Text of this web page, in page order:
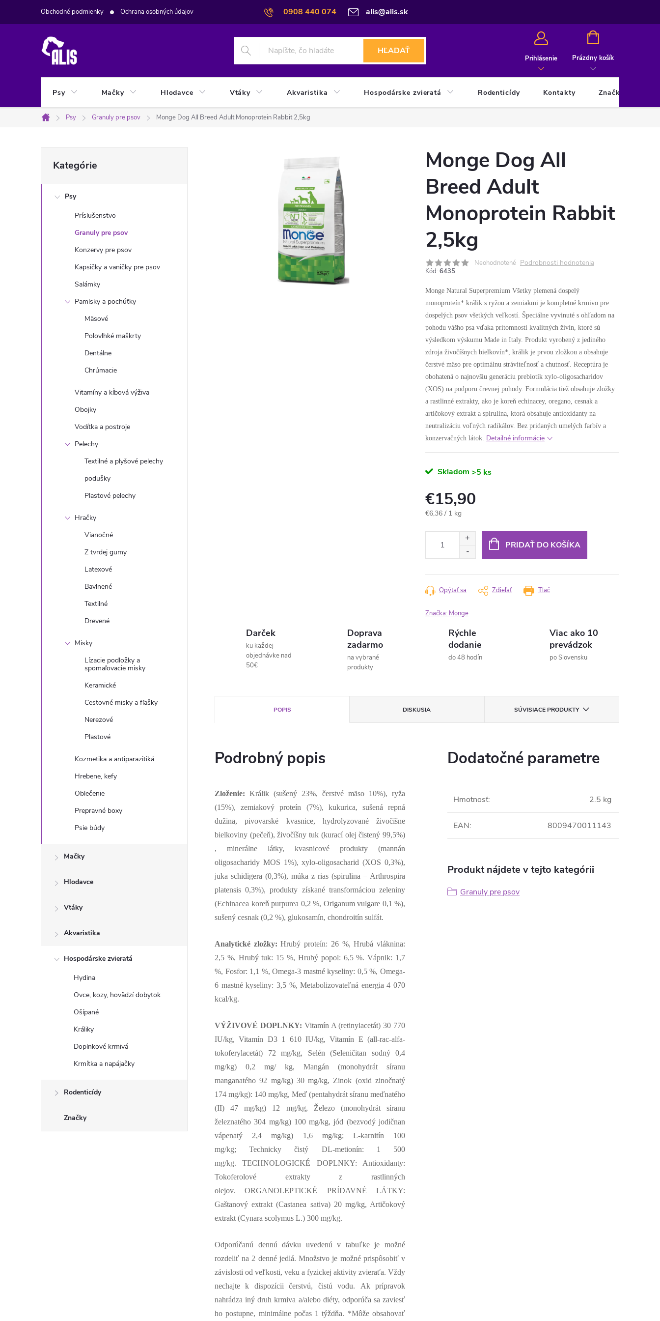
0908 440 074 alis@alis.sk
Obchodné podmienky Ochrana osobných údajov
HĽADAŤ
Prihlásenie
NÁKUPNÝ
Prázdny košík
Psy Mačky Hlodavce Vtáky Akvaristika Hospodárske zvieratá Rodenticídy Kontakty Značky
Domov
Psy Granuly pre psov Monge Dog All Breed Adult Monoprotein Rabbit 2,5kg
o
kategórie
Kategórie
Psy
Príslušenstvo
Granuly pre psov
Konzervy pre psov
Kapsičky a vaničky pre psov
Salámky
Pamlsky a pochúťky
Mäsové
Polovlhké maškrty
Dentálne
Chrúmacie
Vitamíny a kĺbová výživa
Obojky
Vodítka a postroje
Pelechy
Textilné a plyšové pelechy
podušky
Plastové pelechy
Hračky
Vianočné
Z tvrdej gumy
Latexové
Bavlnené
Textilné
Drevené
Misky
Lízacie podložky a
spomaľovacie misky
Keramické
Cestovné misky a fľašky
Nerezové
Plastové
Kozmetika a antiparazitiká
Hrebene, kefy
Oblečenie
Prepravné boxy
Psie búdy
Mačky
Hlodavce
Vtáky
Akvaristika
Hospodárske zvieratá
Hydina
Ovce, kozy, hovädzí dobytok
Ošípané
Králiky
Doplnkové krmivá
Krmítka a napájačky
Rodenticídy
Značky
Monge Dog All
Breed Adult
Monoprotein Rabbit
2,5kg
Neohodnotené Podrobnosti hodnotenia
Kód: 6435
Monge Natural Superpremium Všetky plemená dospelý
monoproteín* králik s ryžou a zemiakmi je kompletné krmivo pre
dospelých psov všetkých veľkostí. Špeciálne vyvinuté s ohľadom na
pohodu vášho psa vďaka prítomnosti kvalitných živín, ktoré sú
výsledkom výskumu Made in Italy. Produkt vyrobený z jediného
zdroja živočíšnych bielkovín*, králik je prvou zložkou a obsahuje
čerstvé mäso pre optimálnu stráviteľnosť a chutnosť. Receptúra ​​je
obohatená o najnovšiu generáciu prebiotík xylo-oligosacharidov
(XOS) na podporu črevnej pohody. Formulácia tiež obsahuje zložky
a rastlinné extrakty, ako je koreň echinacey, oregano, cesnak a
artičokový extrakt a spirulina, ktorá obsahuje antioxidanty na
neutralizáciu voľných radikálov. Bez pridaných umelých farbív a
konzervačných látok. Detailné informácie
Skladom >5 ks
€15,90
Jednotková
€6,36 / 1 kg
PRIDAŤ DO KOŠÍKA
Tlač
Opýtať sa Zdieľať
Značka: Monge
Darček
ku každej
objednávke nad
50€
Doprava
zadarmo
na vybrané
produkty
Rýchle
dodanie
do 48 hodín
Viac ako 10
prevádzok
po Slovensku
POPIS DISKUSIA SÚVISIACE PRODUKTY
Podrobný popis
Zloženie: Králik (sušený 23%, čerstvé mäso 10%), ryža
(15%), zemiakový proteín (7%), kukurica, sušená repná
dužina, pivovarské kvasnice, hydrolyzované živočíšne
bielkoviny (pečeň), živočíšny tuk (kurací olej čistený 99,5%)
, minerálne látky, kvasnicové produkty (mannán
oligosacharidy MOS 1%), xylo-oligosacharid (XOS 0,3%),
juka schidigera (0,3%), múka z rias (spirulina – Arthrospira
platensis 0,3%), produkty získané transformáciou zeleniny
(Echinacea koreň purpurea 0,2 %, Origanum vulgare 0,1 %),
sušený cesnak (0,2 %), glukosamín, chondroitín sulfát.
Analytické zložky: Hrubý proteín: 26 %, Hrubá vláknina:
2,5 %, Hrubý tuk: 15 %, Hrubý popol: 6,5 %. Vápnik: 1,7
%, Fosfor: 1,1 %, Omega-3 mastné kyseliny: 0,5 %, Omega-
6 mastné kyseliny: 3,5 %, Metabolizovateľná energia 4 070
kcal/kg.
VÝŽIVOVÉ DOPLNKY: Vitamín A (retinylacetát) 30 770
IU/kg, Vitamín D3 1 610 IU/kg, Vitamín E (all-rac-alfa-
tokoferylacetát) 72 mg/kg, Selén (Seleničitan sodný 0,4
mg/kg) 0,2 mg/ kg, Mangán (monohydrát síranu
manganatého 92 mg/kg) 30 mg/kg, Zinok (oxid zinočnatý
174 mg/kg): 140 mg/kg, Meď (pentahydrát síranu meďnatého
(II) 47 mg/kg) 12 mg/kg, Železo (monohydrát síranu
železnatého 304 mg/kg) 100 mg/kg, jód (bezvodý jodičnan
vápenatý 2,4 mg/kg) 1,6 mg/kg; L-karnitín 100
mg/kg; Technicky čistý DL-metionín: 1 500
mg/kg. TECHNOLOGICKÉ DOPLNKY: Antioxidanty:
Tokoferolové extrakty z rastlinných
olejov. ORGANOLEPTICKÉ PRÍDAVNÉ LÁTKY:
Gaštanový extrakt (Castanea sativa) 20 mg/kg, Artičokový
extrakt (Cynara scolymus L.) 300 mg/kg.
Odporúčanú dennú dávku uvedenú v tabuľke je možné
rozdeliť na 2 denné jedlá. Množstvo je možné prispôsobiť v
závislosti od veľkosti, veku a fyzickej aktivity zvieraťa. Vždy
nechajte k dispozícii čerstvú, čistú vodu. Ak prípravok
nahrádza iný druh krmiva a/alebo diéty, odporúča sa zaviesť
ho postupne, minimálne počas 1 týždňa. *Môže obsahovať
Dodatočné parametre
Hmotnosť: 2.5 kg
EAN: 8009470011143
Produkt nájdete v tejto kategórii
Granuly pre psov